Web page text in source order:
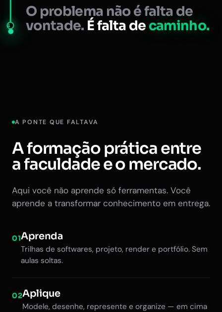
A
O problema não é falta de
vontade. É falta de caminho.
A PONTE QUE FALTAVA
A formação prática entre
a faculdade e o mercado.
Aqui você não aprende só ferramentas. Você
aprende a transformar conhecimento em entrega.
01Aprenda
Trilhas de softwares, projeto, render e portfólio. Sem
aulas soltas.
02Aplique
Modele, desenhe, represente e organize — em cima